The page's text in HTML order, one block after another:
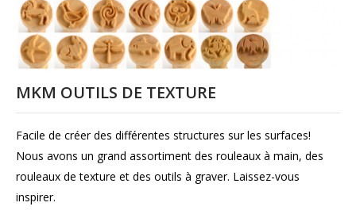
MKM OUTILS DE TEXTURE
Facile de créer des différentes structures sur les surfaces!
Nous avons un grand assortiment des rouleaux à main, des
rouleaux de texture et des outils à graver. Laissez-vous
inspirer.